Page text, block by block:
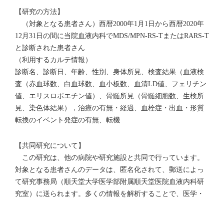
【研究の方法】
（対象となる患者さん）西暦2000年1月1日から西暦2020年
12月31日の間に当院血液内科でMDS/MPN-RS-TまたはRARS-T
と診断された患者さん
（利用するカルテ情報）
診断名、診断日、年齢、性別、身体所見、検査結果（血液検
査（赤血球数、白血球数、血小板数、血清LD値、フェリチン
値、エリスロポエチン値）、骨髄所見（骨髄細胞数、生検所
見、染色体結果），治療の有無・経過、血栓症・出血・形質
転換のイベント発症の有無、転機
【共同研究について】
この研究は、他の病院や研究施設と共同で行っています。
対象となる患者さんのデータは、匿名化されて、郵送によっ
て研究事務局（順天堂大学医学部附属順天堂医院血液内科研
究室）に送られます。多くの情報を解析することで、医学・